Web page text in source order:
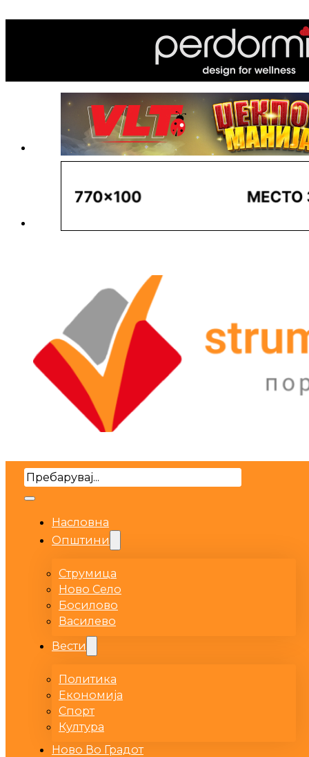
Search
Насловна
Општини
Струмица
Ново Село
Босилово
Василево
Вести
Политика
Економија
Спорт
Култура
Ново Во Градот